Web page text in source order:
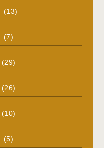
(13)
(7)
(29)
(26)
(10)
(5)